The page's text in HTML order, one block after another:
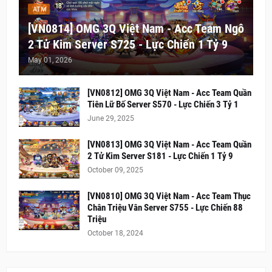
ATM
[VN0814] OMG 3Q Việt Nam - Acc Team Ngô
2 Tử Kim Server S725 - Lực Chiến 1 Tỷ 9
May 01, 2026
[VN0812] OMG 3Q Việt Nam - Acc Team Quần
Tiên Lữ Bố Server S570 - Lực Chiến 3 Tỷ 1
June 29, 2025
[VN0813] OMG 3Q Việt Nam - Acc Team Quần
2 Tử Kim Server S181 - Lực Chiến 1 Tỷ 9
October 09, 2025
[VN0810] OMG 3Q Việt Nam - Acc Team Thục
Chân Triệu Vân Server S755 - Lực Chiến 88
Triệu
October 18, 2024